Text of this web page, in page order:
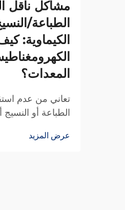
مشاكل ناقل
الطباعة/
الكيماوية:
المعدات؟
تعاني من عدم
الطباعة أو
عرض المزيد